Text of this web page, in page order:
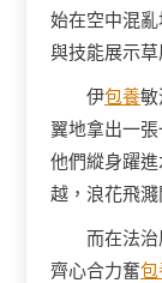
始在空中混
與技能展示
伊包養敏
翼地拿出一
他們縱身躍
越，浪花飛
而在法
齊心合力奮包